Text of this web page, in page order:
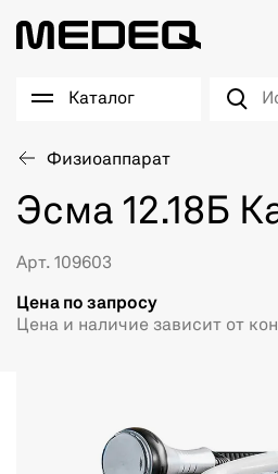
Каталог
Физиоаппарат
Эсма 12.18Б
Арт. 109603
Цена по запросу
Цена и наличие зависит от